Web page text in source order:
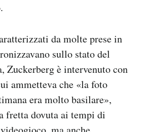
da molte prese in
sullo stato del
Zuckerberg è intervenuto con
ammetteva che «la foto
era molto basilare»,
fretta dovuta ai tempi di